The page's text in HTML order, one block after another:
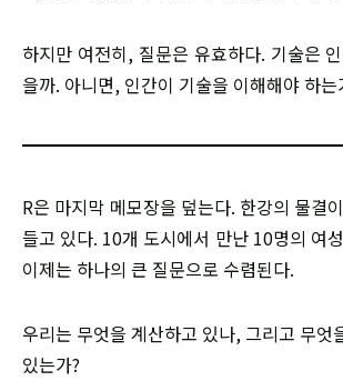
하지만 여전히, 질문은 유효하다. 기술은
을까. 아니면, 인간이 기술을 이해해야 하는
R은 마지막 메모장을 덮는다. 한강의 물결
들고 있다. 10개 도시에서 만난 10명의 여
이제는 하나의 큰 질문으로 수렴된다.
우리는 무엇을 계산하고 있나, 그리고 무엇
있는가?